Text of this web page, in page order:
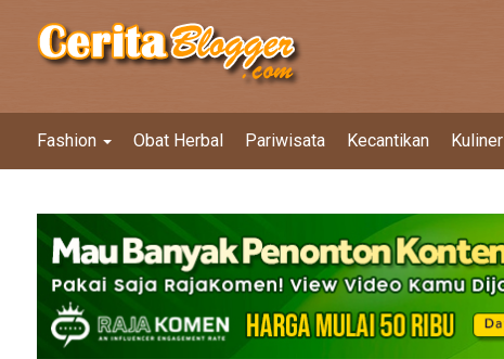
Fashion Obat Herbal Pariwisata Kecantikan Kuliner